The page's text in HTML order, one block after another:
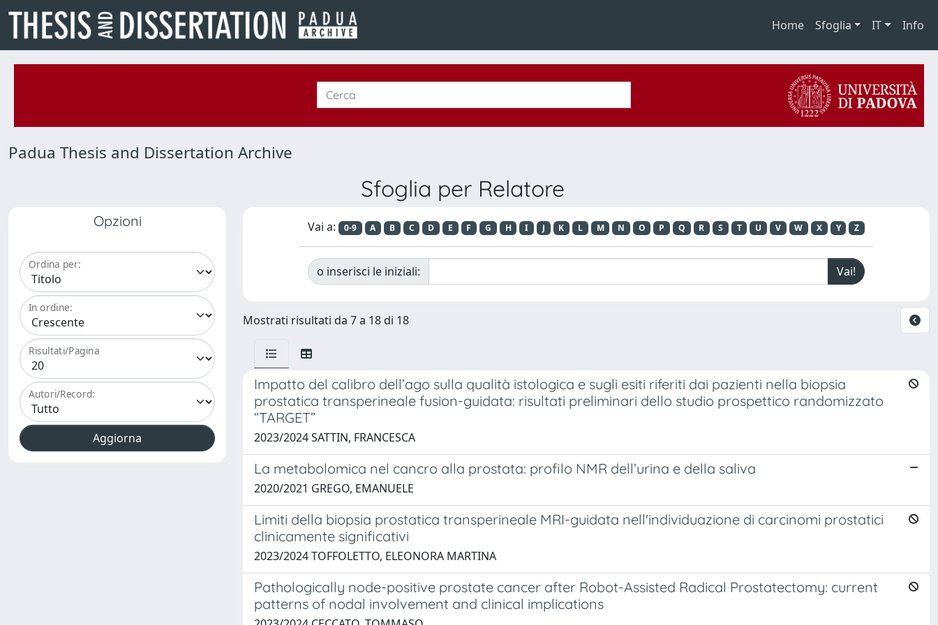
Home Sfoglia IT Info
Padua Thesis and Dissertation Archive
Sfoglia per Relatore
Opzioni
Ordina per:
In ordine:
Risultati/Pagina
Autori/Record:
Vai a: 0-9 A B C D E F G H I J K L M N O P Q R S T U V W X Y Z
o inserisci le iniziali:
Mostrati risultati da 7 a 18 di 18
Impatto del calibro dell’ago sulla qualità istologica e sugli esiti riferiti dai pazienti nella biopsia
prostatica transperineale fusion-guidata: risultati preliminari dello studio prospettico randomizzato
“TARGET”
2023/2024 SATTIN, FRANCESCA
La metabolomica nel cancro alla prostata: profilo NMR dell’urina e della saliva
2020/2021 GREGO, EMANUELE
Limiti della biopsia prostatica transperineale MRI-guidata nell'individuazione di carcinomi prostatici
clinicamente significativi
2023/2024 TOFFOLETTO, ELEONORA MARTINA
Pathologically node-positive prostate cancer after Robot-Assisted Radical Prostatectomy: current
patterns of nodal involvement and clinical implications